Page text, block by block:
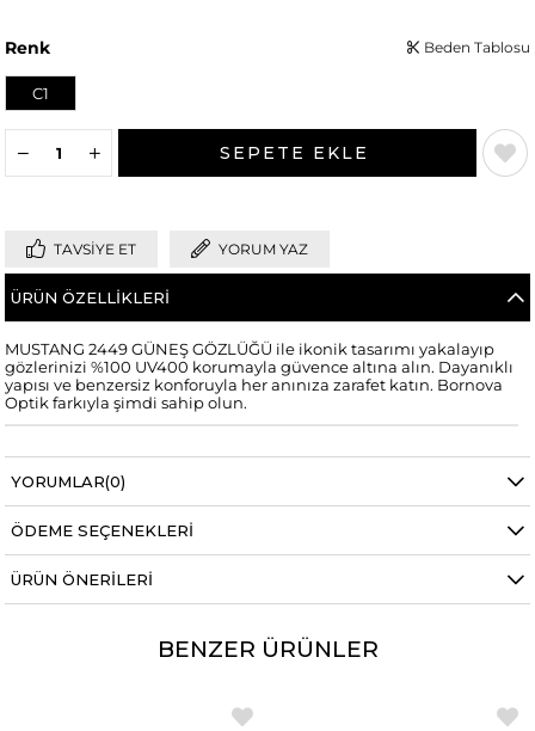
Renk
C1
Beden Tablosu
TAVSIYE ET YORUM YAZ
ÜRÜN ÖZELLIKLERI
MUSTANG 2449 GÜNEŞ GÖZLÜĞÜ ile ikonik tasarımı yakalayıp
gözlerinizi %100 UV400 korumayla güvence altına alın. Dayanıklı
yapısı ve benzersiz konforuyla her anınıza zarafet katın. Bornova
Optik farkıyla şimdi sahip olun.
YORUMLAR(0)
ÖDEME SEÇENEKLERI
ÜRÜN ÖNERILERI
BENZER ÜRÜNLER